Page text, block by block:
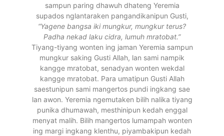
sampun paring dhawuh dhateng Yeremia
supados nglantaraken pangandikanipun Gusti,
“Yagene bangsa iki mungkur, mungkur terus?
Padha nekad laku cidra, lumuh mratobat.”
Tiyang-tiyang wonten ing jaman Yeremia sampun
mungkur saking Gusti Allah, lan sami nampik
kangge mratobat, senadyan wonten wekdal
kangge mratobat. Para umatipun Gusti Allah
saestunipun sami mangertos pundi ingkang sae
lan awon. Yeremia ngemutaken bilih nalika tiyang
punika dhumawah, mesthinipun kedah enggal
menyat malih. Bilih mangertos lumampah wonten
ing margi ingkang klenthu, piyambakipun kedah